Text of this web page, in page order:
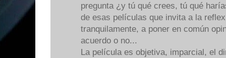
pregunta ¿y tú qué crees, tú qué
de esas películas que invita a la
tranquilamente, a poner en común
acuerdo o no...
La película es objetiva, imparcial, el